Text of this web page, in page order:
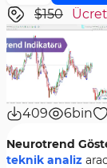
$150
409 6bin
Neurotrend
teknik analiz